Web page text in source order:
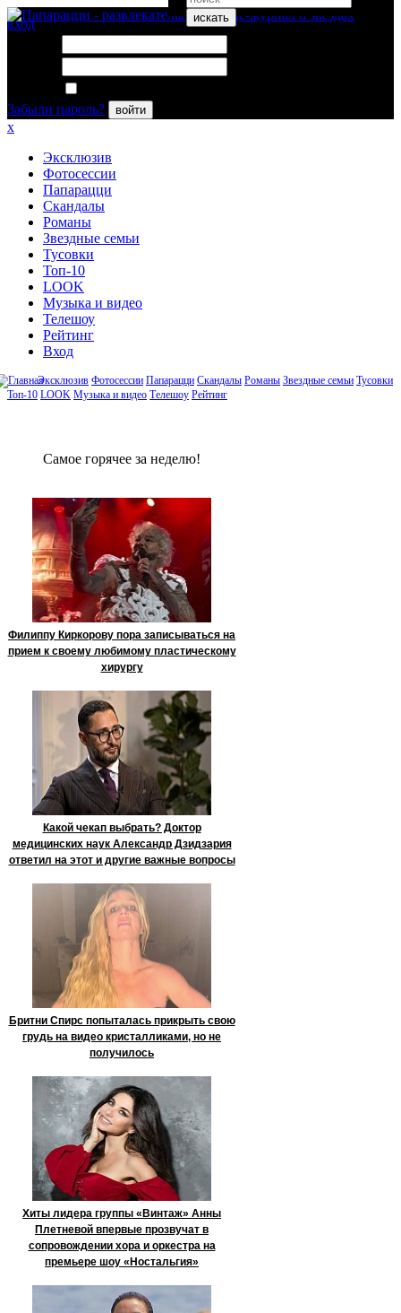
искать
вход
Забыли пароль?
войти
x
Эксклюзив
Фотосессии
Папарацци
Скандалы
Романы
Звездные семьи
Тусовки
Топ-10
LOOK
Музыка и видео
Телешоу
Рейтинг
Вход
Эксклюзив Фотосессии Папарацци Скандалы Романы Звездные семьи Тусовки
Топ-10 LOOK Музыка и видео Телешоу Рейтинг
Сaмое гoрячее за неделю!
Филиппу Киркорову пора записываться на
прием к своему любимому пластическому
хирургу
Какой чекап выбрать? Доктор
медицинских наук Александр Дзидзария
ответил на этот и другие важные вопросы
Бритни Спирс попыталась прикрыть свою
грудь на видео кристалликами, но не
получилось
Хиты лидера группы «Винтаж» Анны
Плетневой впервые прозвучат в
сопровождении хора и оркестра на
премьере шоу «Ностальгия»